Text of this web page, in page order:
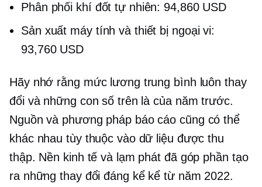
Phân phối khí đốt tự nhiên: 94,860 USD
Sản xuất máy tính và thiết bị ngoại vi:
93,760 USD
Hãy nhớ rằng mức lương trung bình luôn thay
đổi và những con số trên là của năm trước.
Nguồn và phương pháp báo cáo cũng có thể
khác nhau tùy thuộc vào dữ liệu được thu
thập. Nền kinh tế và lạm phát đã góp phần tạo
ra những thay đổi đáng kể kể từ năm 2022.